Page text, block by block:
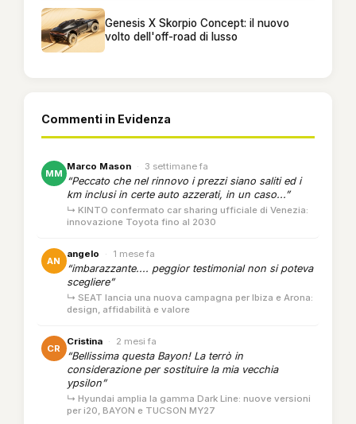
Genesis X Skorpio Concept: il nuovo
volto dell'off-road di lusso
Commenti in Evidenza
MM
Marco Mason · 3 settimane fa
“Peccato che nel rinnovo i prezzi siano saliti ed i
km inclusi in certe auto azzerati, in un caso...”
↳ KINTO confermato car sharing ufficiale di Venezia:
innovazione Toyota fino al 2030
AN
angelo · 1 mese fa
“imbarazzante.... peggior testimonial non si poteva
scegliere”
↳ SEAT lancia una nuova campagna per Ibiza e Arona:
design, affidabilità e valore
CR
Cristina · 2 mesi fa
“Bellissima questa Bayon! La terrò in
considerazione per sostituire la mia vecchia
ypsilon”
↳ Hyundai amplia la gamma Dark Line: nuove versioni
per i20, BAYON e TUCSON MY27